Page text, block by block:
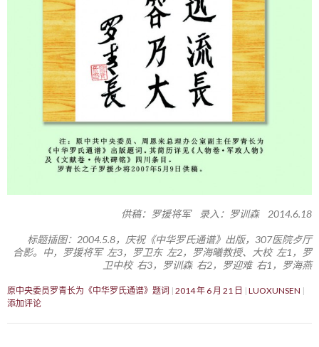
供稿：罗援将军 录入：罗训森 2014.6.18
标题插图：2004.5.8，庆祝《中华罗氏通谱》出版，307医院歺厅
合影。中，罗援将军 左3，罗卫东 左2，罗海曦教授、大校 左1，罗
卫中校 右3，罗训森 右2，罗迎难 右1，罗海燕
原中央委员罗青长为《中华罗氏通谱》题词 2014 年 6 月 21 日
LUOXUNSEN
添加评论